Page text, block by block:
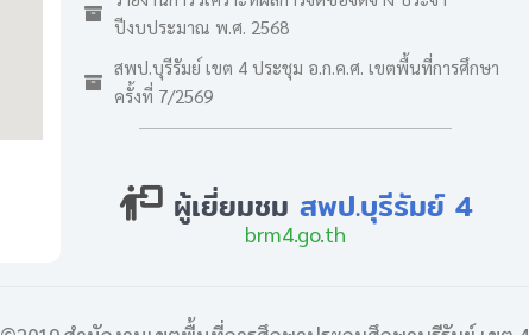
ปีงบประมาณ พ.ศ. 2568
สพป.บุรีรัมย์ เขต 4 ประชุม อ.ก.ค.ศ. เขตพื้นที่การศึกษา
ครั้งที่ 7/2569
ผู้เยี่ยมชม สพป.บุรีรัมย์ 4
brm4.go.th